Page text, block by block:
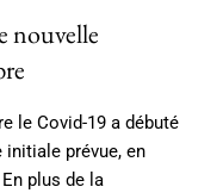
nouvelle
le Covid-19 a débuté
initiale prévue, en
plus de la